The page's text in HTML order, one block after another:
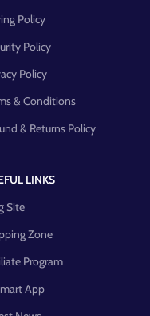
Policy
Policy
Policy
& Conditions
& Returns Policy
LINKS
Site
Zone
Program
App